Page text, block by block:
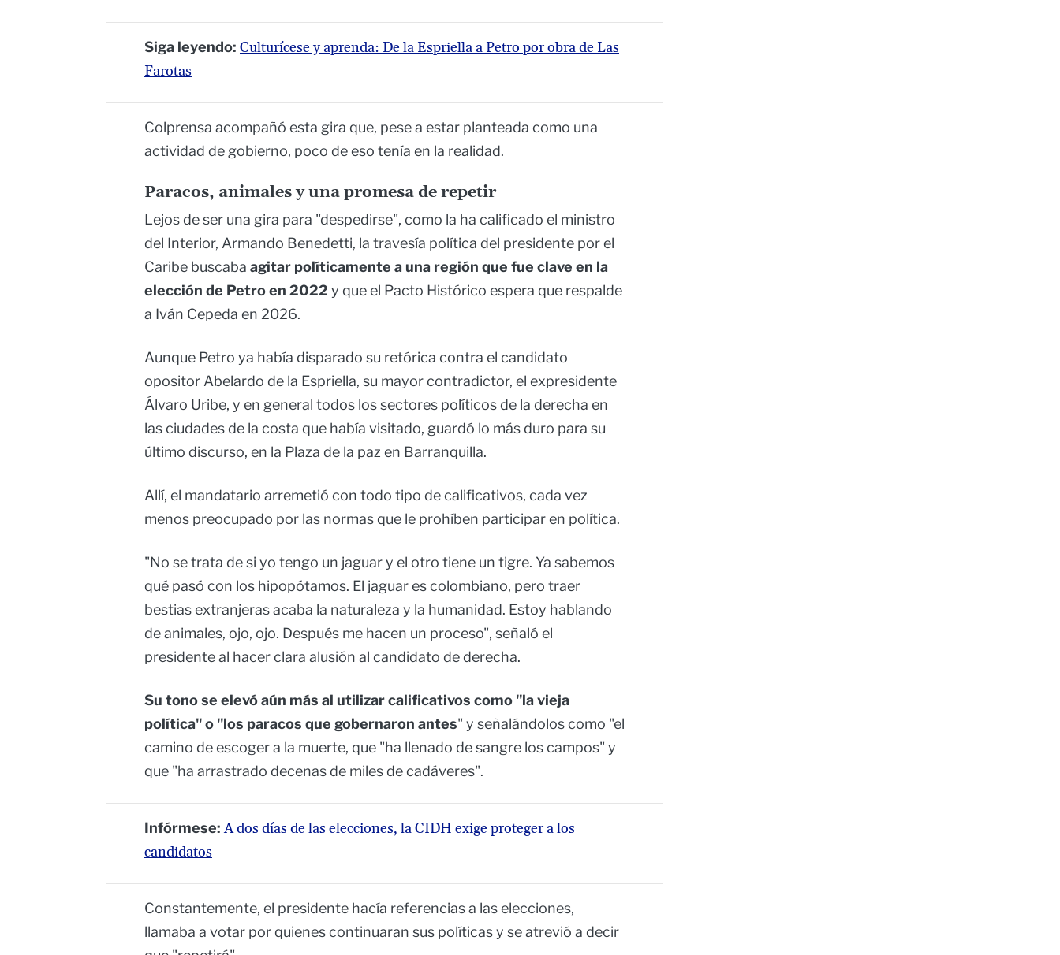
Siga leyendo: Culturícese y aprenda: De la Espriella a Petro por obra de Las
Farotas
Colprensa acompañó esta gira que, pese a estar planteada como una
actividad de gobierno, poco de eso tenía en la realidad.
Paracos, animales y una promesa de repetir
Lejos de ser una gira para "despedirse", como la ha calificado el ministro
del Interior, Armando Benedetti, la travesía política del presidente por el
Caribe buscaba agitar políticamente a una región que fue clave en la
elección de Petro en 2022 y que el Pacto Histórico espera que respalde
a Iván Cepeda en 2026.
Aunque Petro ya había disparado su retórica contra el candidato
opositor Abelardo de la Espriella, su mayor contradictor, el expresidente
Álvaro Uribe, y en general todos los sectores políticos de la derecha en
las ciudades de la costa que había visitado, guardó lo más duro para su
último discurso, en la Plaza de la paz en Barranquilla.
Allí, el mandatario arremetió con todo tipo de calificativos, cada vez
menos preocupado por las normas que le prohíben participar en política.
"No se trata de si yo tengo un jaguar y el otro tiene un tigre. Ya sabemos
qué pasó con los hipopótamos. El jaguar es colombiano, pero traer
bestias extranjeras acaba la naturaleza y la humanidad. Estoy hablando
de animales, ojo, ojo. Después me hacen un proceso", señaló el
presidente al hacer clara alusión al candidato de derecha.
Su tono se elevó aún más al utilizar calificativos como "la vieja
política" o "los paracos que gobernaron antes" y señalándolos como "el
camino de escoger a la muerte, que "ha llenado de sangre los campos" y
que "ha arrastrado decenas de miles de cadáveres".
Infórmese: A dos días de las elecciones, la CIDH exige proteger a los
candidatos
Constantemente, el presidente hacía referencias a las elecciones,
llamaba a votar por quienes continuaran sus políticas y se atrevió a decir